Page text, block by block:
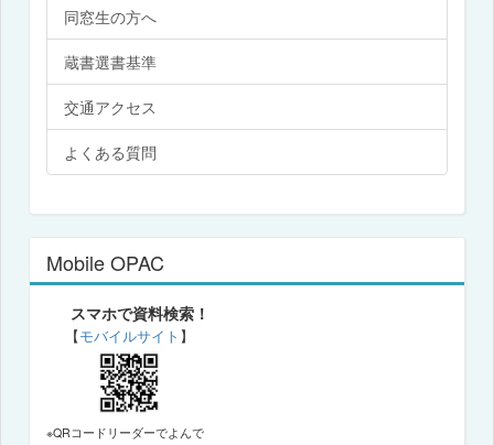
同窓生の方へ
蔵書選書基準
交通アクセス
よくある質問
Mobile OPAC
スマホで資料検索！
【モバイルサイト 】
※QRコードリーダーでよんで